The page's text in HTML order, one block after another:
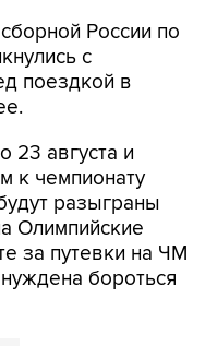
России по
с
поездкой в
23 августа и
к чемпионату
разыграны
Олимпийские
за путевки на ЧМ
бороться